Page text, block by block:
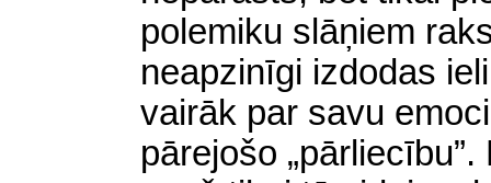
polemiku slāņiem
neapzinīgi izdodas
vairāk par savu
pārejošo